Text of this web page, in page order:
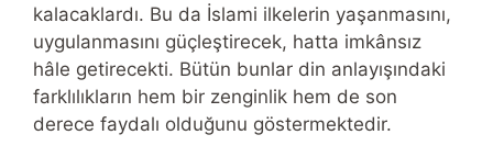
kalacaklardı. Bu da İslami ilkelerin yaşanmasını,
uygulanmasını güçleştirecek, hatta imkânsız
hâle getirecekti. Bütün bunlar din anlayışındaki
farklılıkların hem bir zenginlik hem de son
derece faydalı olduğunu göstermektedir.